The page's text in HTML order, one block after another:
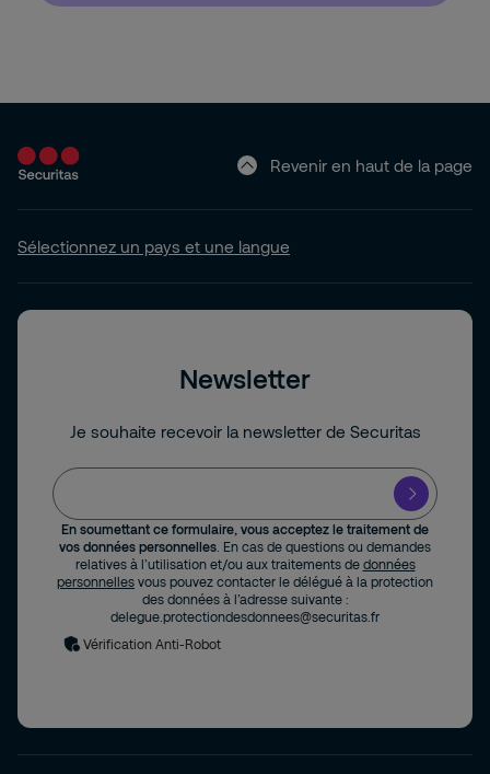
Revenir en haut de la page
Sélectionnez un pays et une langue
Newsletter
Je souhaite recevoir la newsletter de Securitas
En soumettant ce formulaire, vous acceptez le traitement de
vos données personnelles . En cas de questions ou demandes
relatives à l’utilisation et/ou aux traitements de données
personnelles vous pouvez contacter le délégué à la protection
des données à l’adresse suivante :
delegue.protectiondesdonnees@securitas.fr
Vérification Anti-Robot